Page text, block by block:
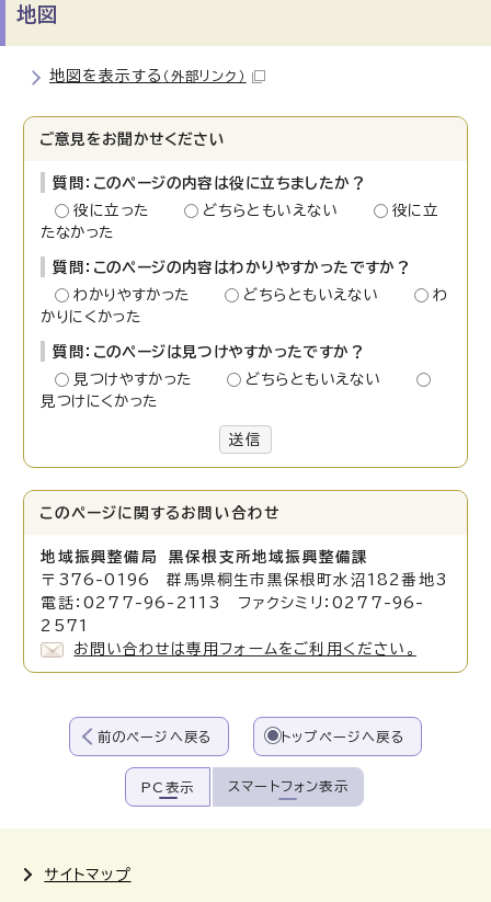
地図
地図を表示する （外部リンク）
ご意見をお聞かせください
質問：このページの内容は役に立ちましたか？
役に立った
どちらともいえない
役に立
たなかった
質問：このページの内容はわかりやすかったですか？
わかりやすかった
どちらともいえない
わ
かりにくかった
質問：このページは見つけやすかったですか？
見つけやすかった
どちらともいえない
見つけにくかった
送信
このページに関する お問い合わせ
地域振興整備局 黒保根支所地域振興整備課
〒376-0196 群馬県桐生市黒保根町水沼182番地3
電話：0277-96-2113 ファクシミリ：0277-96-
2571
お問い合わせは専用フォームをご利用ください。
前のページへ戻る トップページへ戻る
PC表示 スマートフォン表示
サイトマップ